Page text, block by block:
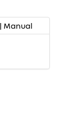
Manual